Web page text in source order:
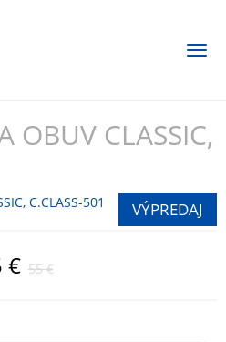
OBUV CLASSIC,
€ 55 €